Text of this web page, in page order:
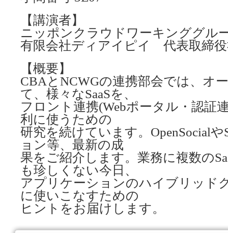
【講演者】
ニッポンクラウドワーキンググル
有限会社ディアイピイ 代表取締役
【概要】
CBAとNCWGの連携部会では、オ
て、様々なSaaSを、
フロント連携(Webポータル・認証
利に使うための
研究を続けています。OpenSocial
ョン等、最新の成
果をご紹介します。業務に複数の
も珍しくない今日、
アプリケーションのハイブリッド
に使いこなすための
ヒントをお届けします。